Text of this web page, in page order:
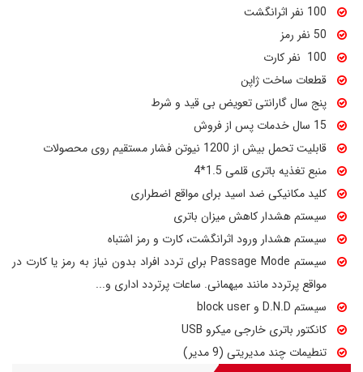
100 نفر اثرانگشت
50 نفر رمز
100 نفر کارت
قطعات ساخت ژاپن
پنج سال گارانتی تعویض بی قید و شرط
15 سال خدمات پس از فروش
قابلیت تحمل بیش از 1200 نیوتن فشار مستقیم روی محصولات
منبع تغذیه باتری قلمی 1.5*4
کلید مکانیکی ضد اسید برای مواقع اضطراری
سیستم هشدار کاهش میزان باتری
سیستم هشدار ورود اثرانگشت، کارت و رمز اشتباه
سیستم Passage Mode برای تردد افراد بدون نیاز به رمز یا کارت در
مواقع پرتردد مانند میهمانی. ساعات پرتردد اداری و...
سیستم D.N.D و block user
کانکتور باتری خارجی میکرو USB
تنطیمات چند مدیریتی (9 مدیر)